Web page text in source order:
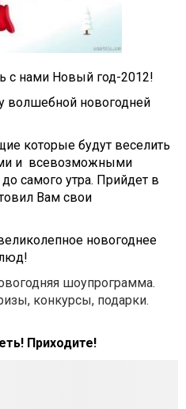
с нами Новый год-2012!
волшебной новогодней
которые будут веселить
и всевозможными
самого утра. Прийдет в
Вам свои
новогоднее
шоупрограмма.
конкурсы, подарки.
Приходите!